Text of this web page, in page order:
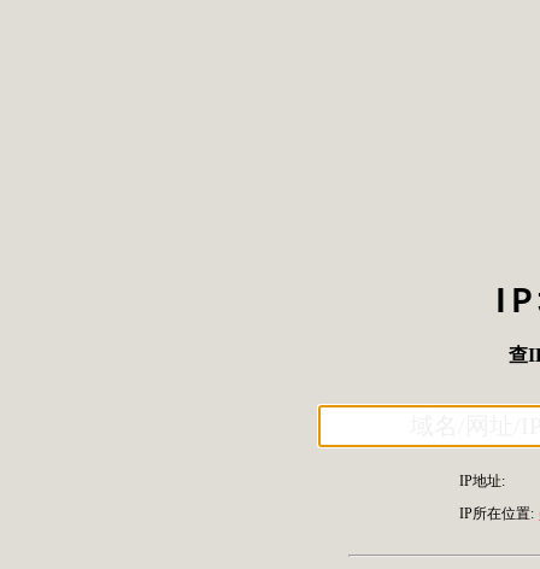
查
IP地址:
IP所在位置: